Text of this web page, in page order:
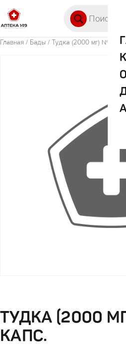
Главная / Бады / Тудка (2000 мг) №240
ТУДКА (2000
КАПС.